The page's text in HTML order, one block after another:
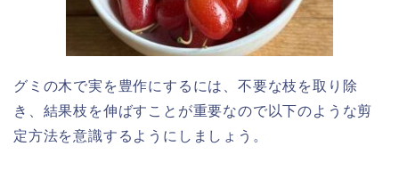
グミの木で実を豊作にするには、不要な枝を取り除
き、結果枝を伸ばすことが重要なので以下のような剪
定方法を意識するようにしましょう。